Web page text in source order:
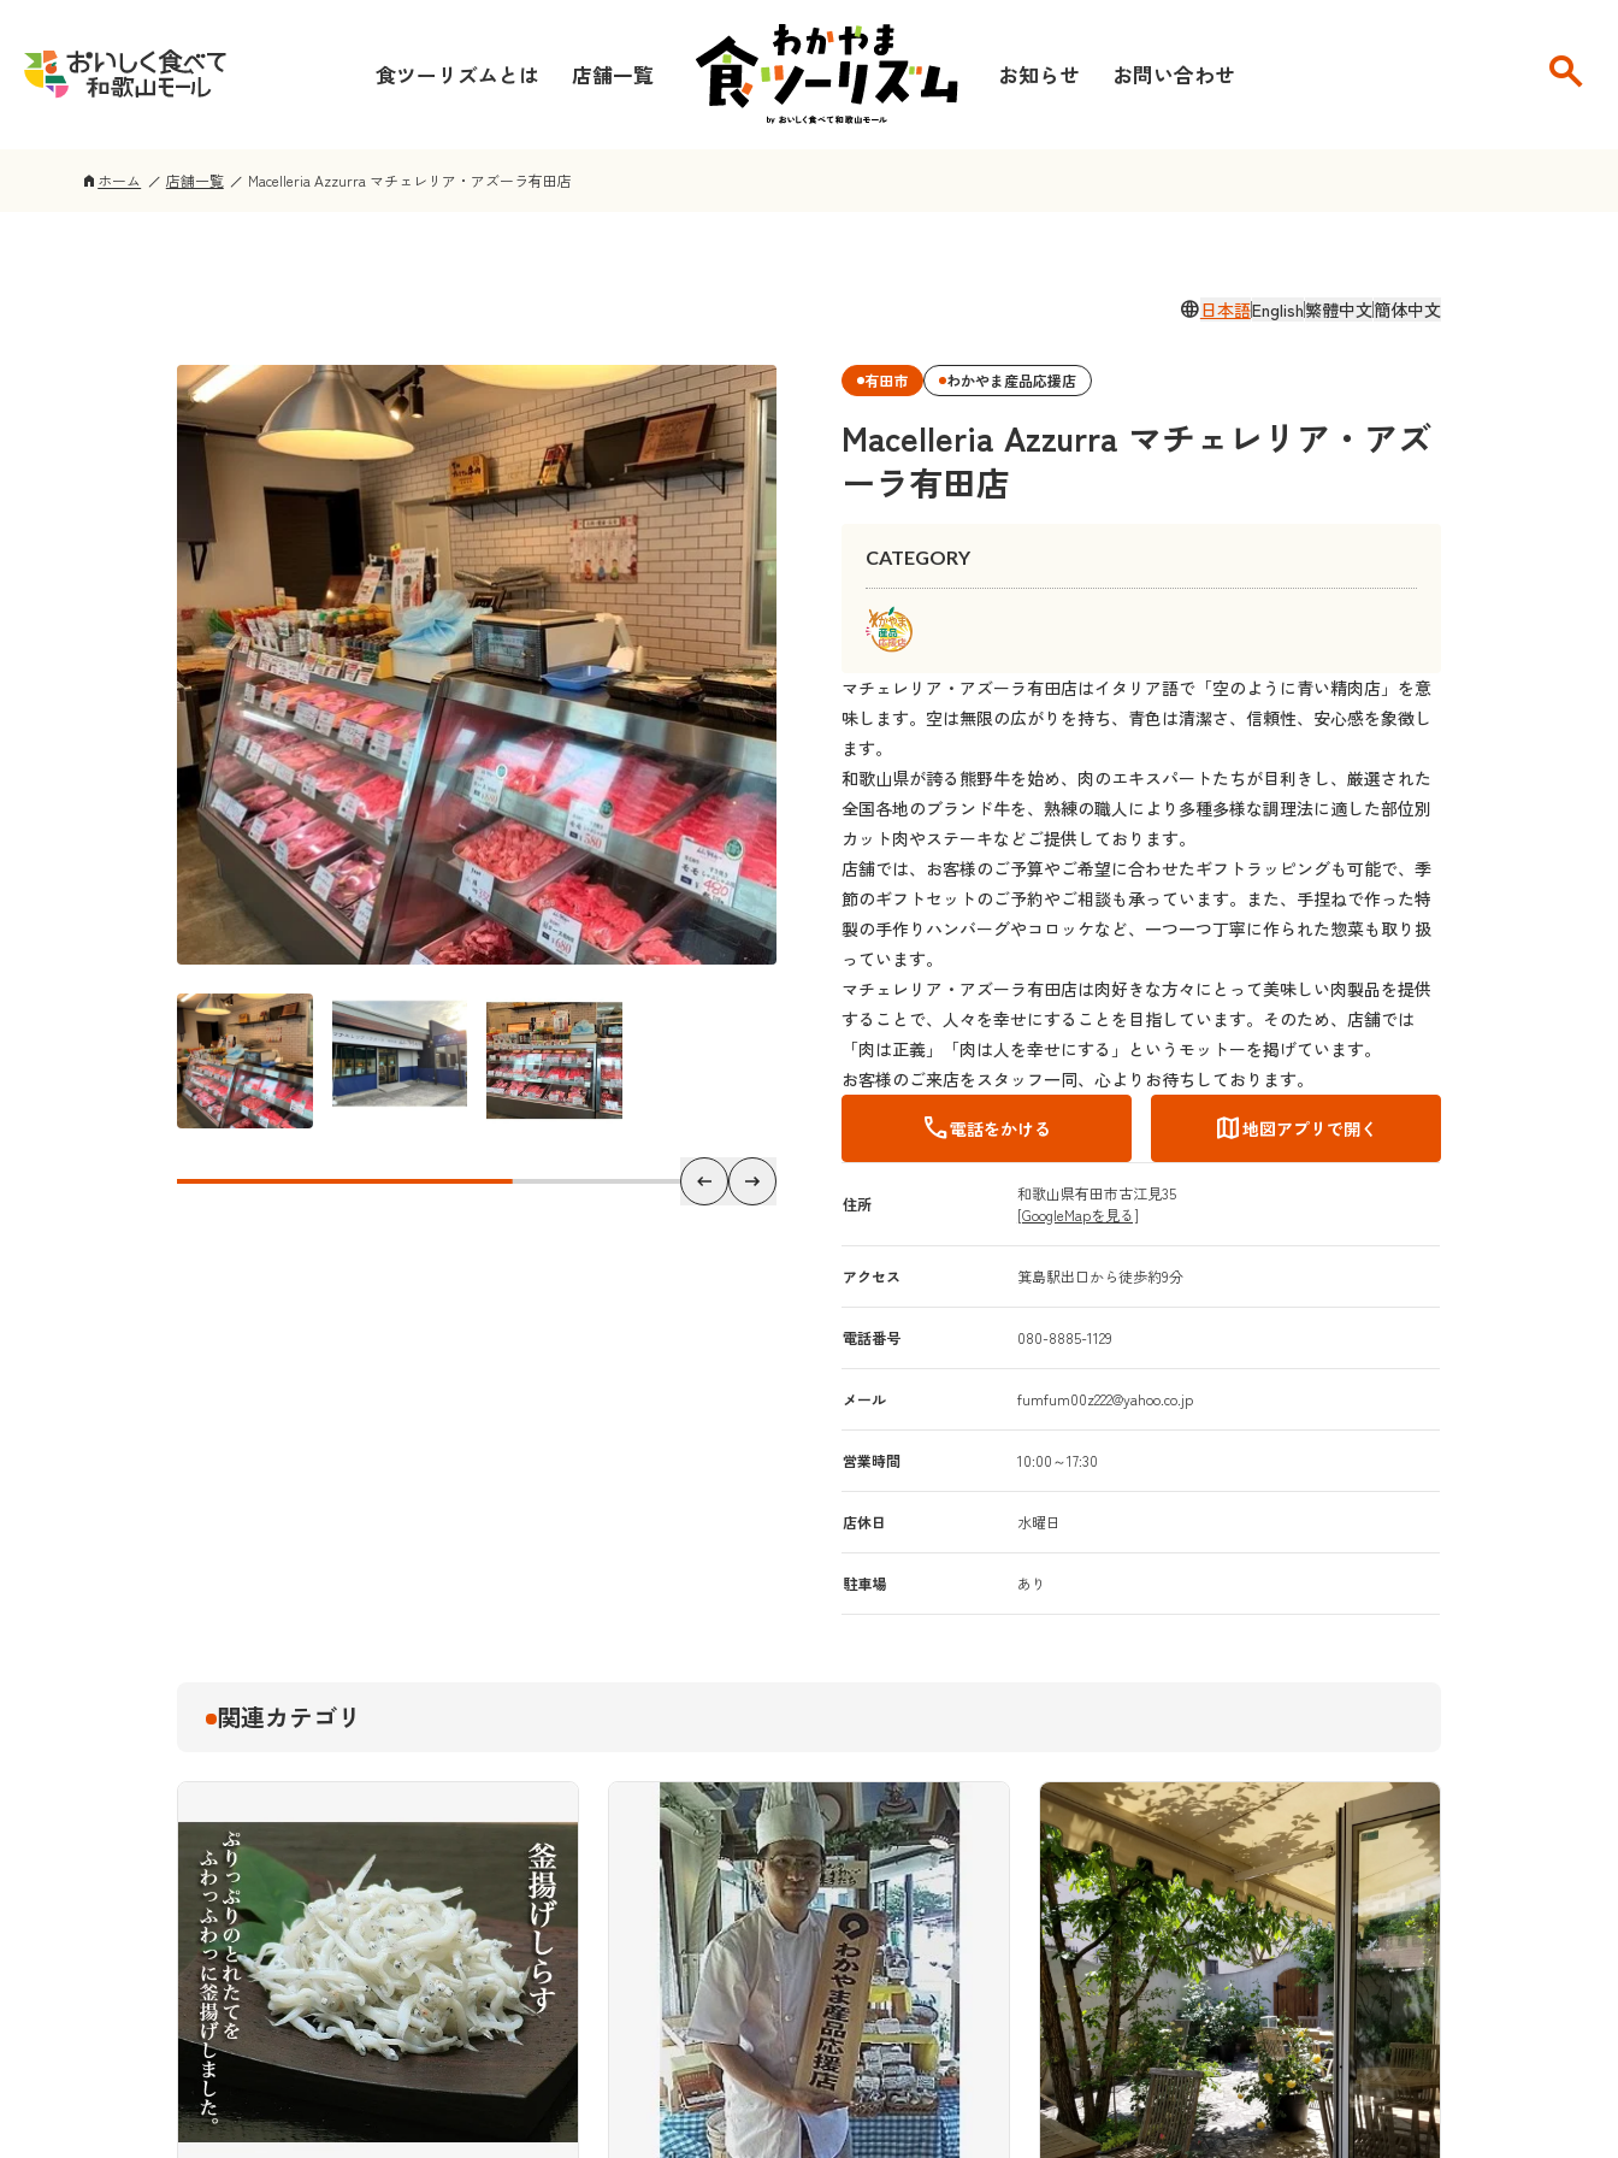
食ツーリズムとは 店舗一覧 お知らせ お問い合わせ search
home ホーム 店舗一覧 Macelleria Azzurra マチェレリア・アズーラ有田店
language日本語English繁體中文簡体中文
有田市 わかやま産品応援店
Macelleria Azzurra マチェレリア・アズ
ーラ有田店
CATEGORY
マチェレリア・アズーラ有田店はイタリア語で「空のように青い精肉店」を意
味します。空は無限の広がりを持ち、青色は清潔さ、信頼性、安心感を象徴し
ます。
和歌山県が誇る熊野牛を始め、肉のエキスパートたちが目利きし、厳選された
全国各地のブランド牛を、熟練の職人により多種多様な調理法に適した部位別
カット肉やステーキなどご提供しております。
店舗では、お客様のご予算やご希望に合わせたギフトラッピングも可能で、季
節のギフトセットのご予約やご相談も承っています。また、手捏ねで作った特
製の手作りハンバーグやコロッケなど、一つ一つ丁寧に作られた惣菜も取り扱
っています。
マチェレリア・アズーラ有田店は肉好きな方々にとって美味しい肉製品を提供
することで、人々を幸せにすることを目指しています。そのため、店舗では
「肉は正義」「肉は人を幸せにする」というモットーを掲げています。
お客様のご来店をスタッフ一同、心よりお待ちしております。
call電話をかける map地図アプリで開く
住所
和歌山県有田市古江見35
[GoogleMapを見る]
アクセス 箕島駅出口から徒歩約9分
電話番号 080-8885-1129
メール fumfum00z222@yahoo.co.jp
営業時間 10:00～17:30
店休日 水曜日
駐車場 あり
関連カテゴリ
福亀堂 三段店